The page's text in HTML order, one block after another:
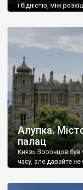
і бідністю, між
Алупка.
палац
Князь Воронцов
часу, але давайте